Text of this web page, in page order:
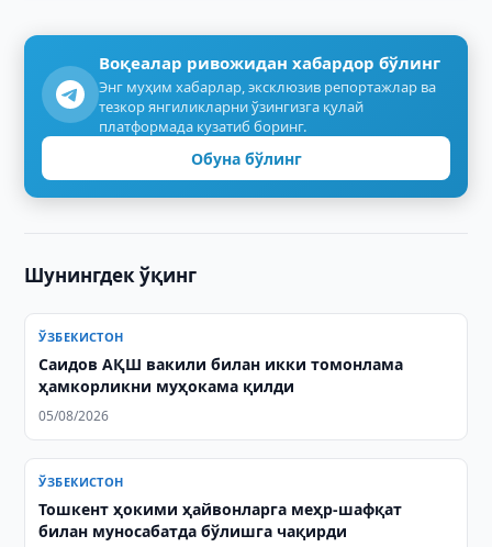
Воқеалар ривожидан хабардор бўлинг
Энг муҳим хабарлар, эксклюзив репортажлар ва
тезкор янгиликларни ўзингизга қулай
платформада кузатиб боринг.
Обуна бўлинг
Шунингдек ўқинг
ЎЗБЕКИСТОН
Саидов АҚШ вакили билан икки томонлама
ҳамкорликни муҳокама қилди
05/08/2026
ЎЗБЕКИСТОН
Тошкент ҳокими ҳайвонларга меҳр-шафқат
билан муносабатда бўлишга чақирди